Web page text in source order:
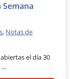
, Notas de
el día 30
…